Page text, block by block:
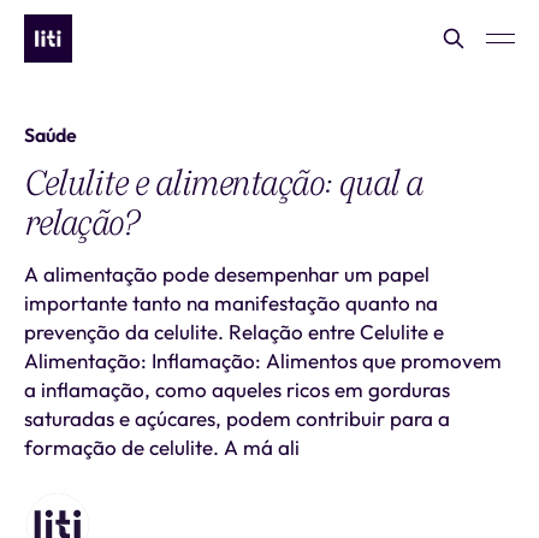
Saúde
Celulite e alimentação: qual a
relação?
A alimentação pode desempenhar um papel
importante tanto na manifestação quanto na
prevenção da celulite. Relação entre Celulite e
Alimentação: Inflamação: Alimentos que promovem
a inflamação, como aqueles ricos em gorduras
saturadas e açúcares, podem contribuir para a
formação de celulite. A má ali